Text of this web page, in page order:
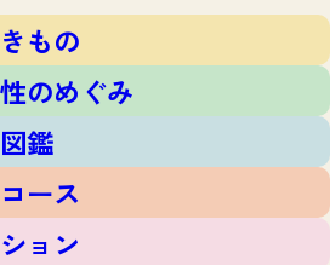
ス
ン
TOP
ものマップ
フォーム
もの
のめぐみ
鑑
ース
ョン